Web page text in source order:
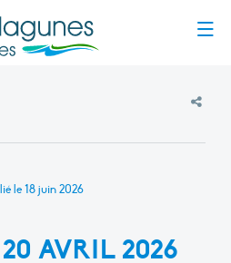
le18 juin 2026
AVRIL 2026